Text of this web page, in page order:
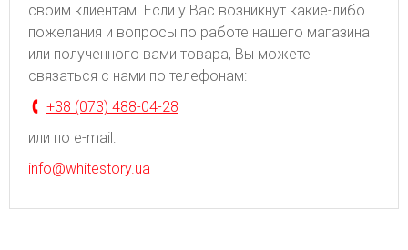
своим клиентам. Если у Вас возникнут какие-либо
пожелания и вопросы по работе нашего магазина
или полученного вами товара, Вы можете
связаться с нами по телефонам:
+38 (073) 488-04-28
или по e-mail:
info@whitestory.ua